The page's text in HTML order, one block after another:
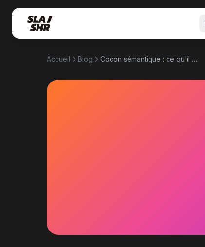
Accueil Blog Cocon sémantique : ce qu'il faut vraiment comprendre en 2026